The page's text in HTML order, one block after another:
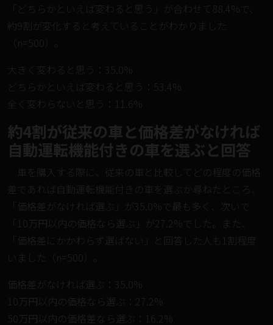
「どちらかといえば変わると思う」が合わせて88.4%で、
約9割が変化すると考えていることがわかりました
（n=500）。
大きく変わると思う：35.0%
どちらかといえば変わると思う：53.4%
全く変わらないと思う：11.6%
約4割が従来の車と価格差がなければ
自動運転機能付きの車を選ぶと回答
車を購入する際に、従来の車と比較してどの程度の価格
差であれば自動運転機能付きの車を選ぶか尋ねたところ、
「価格差がなければ選ぶ」が35.0%で最も多く、次いで
「10万円以内の価格なら選ぶ」が27.2%でした。また、
「価格差にかかわらず選ばない」と回答した人も1割程度
いました（n=500）。
価格差がなければ選ぶ：35.0%
10万円以内の価格なら選ぶ：27.2%
50万円以内の価格差なら選ぶ：16.2%